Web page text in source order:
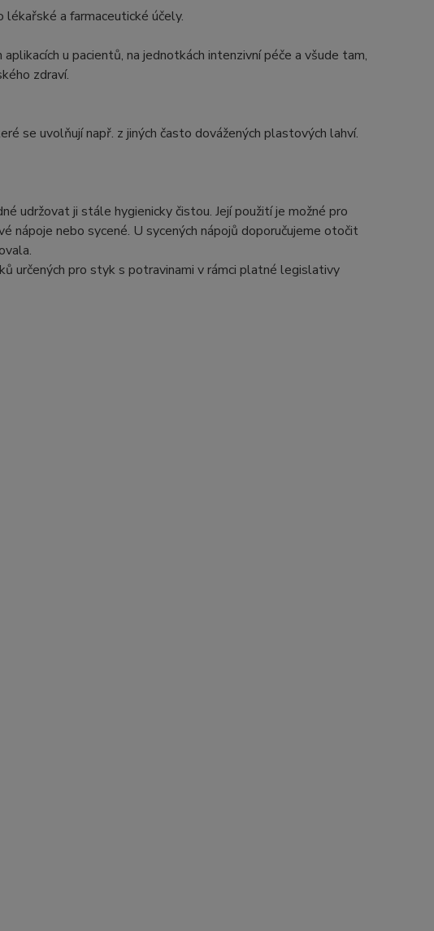
a farmaceutické účely.
u pacientů, na jednotkách intenzivní péče a všude tam,
zdraví.
se uvolňují např. z jiných často dovážených plastových lahví.
udržovat ji stále hygienicky čistou. Její použití je možné pro
nápoje nebo sycené. U sycených nápojů doporučujeme otočit
určených pro styk s potravinami v rámci platné legislativy